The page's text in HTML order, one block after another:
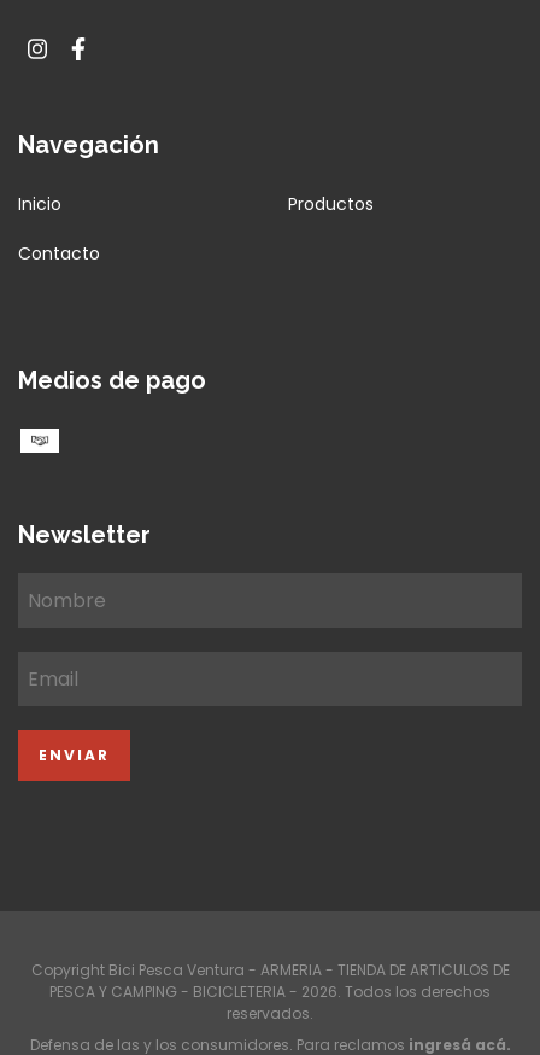
Navegación
Inicio Productos
Contacto
Medios de pago
Newsletter
Copyright Bici Pesca Ventura - ARMERIA - TIENDA DE ARTICULOS DE
PESCA Y CAMPING - BICICLETERIA - 2026. Todos los derechos
reservados.
Defensa de las y los consumidores. Para reclamos ingresá acá.